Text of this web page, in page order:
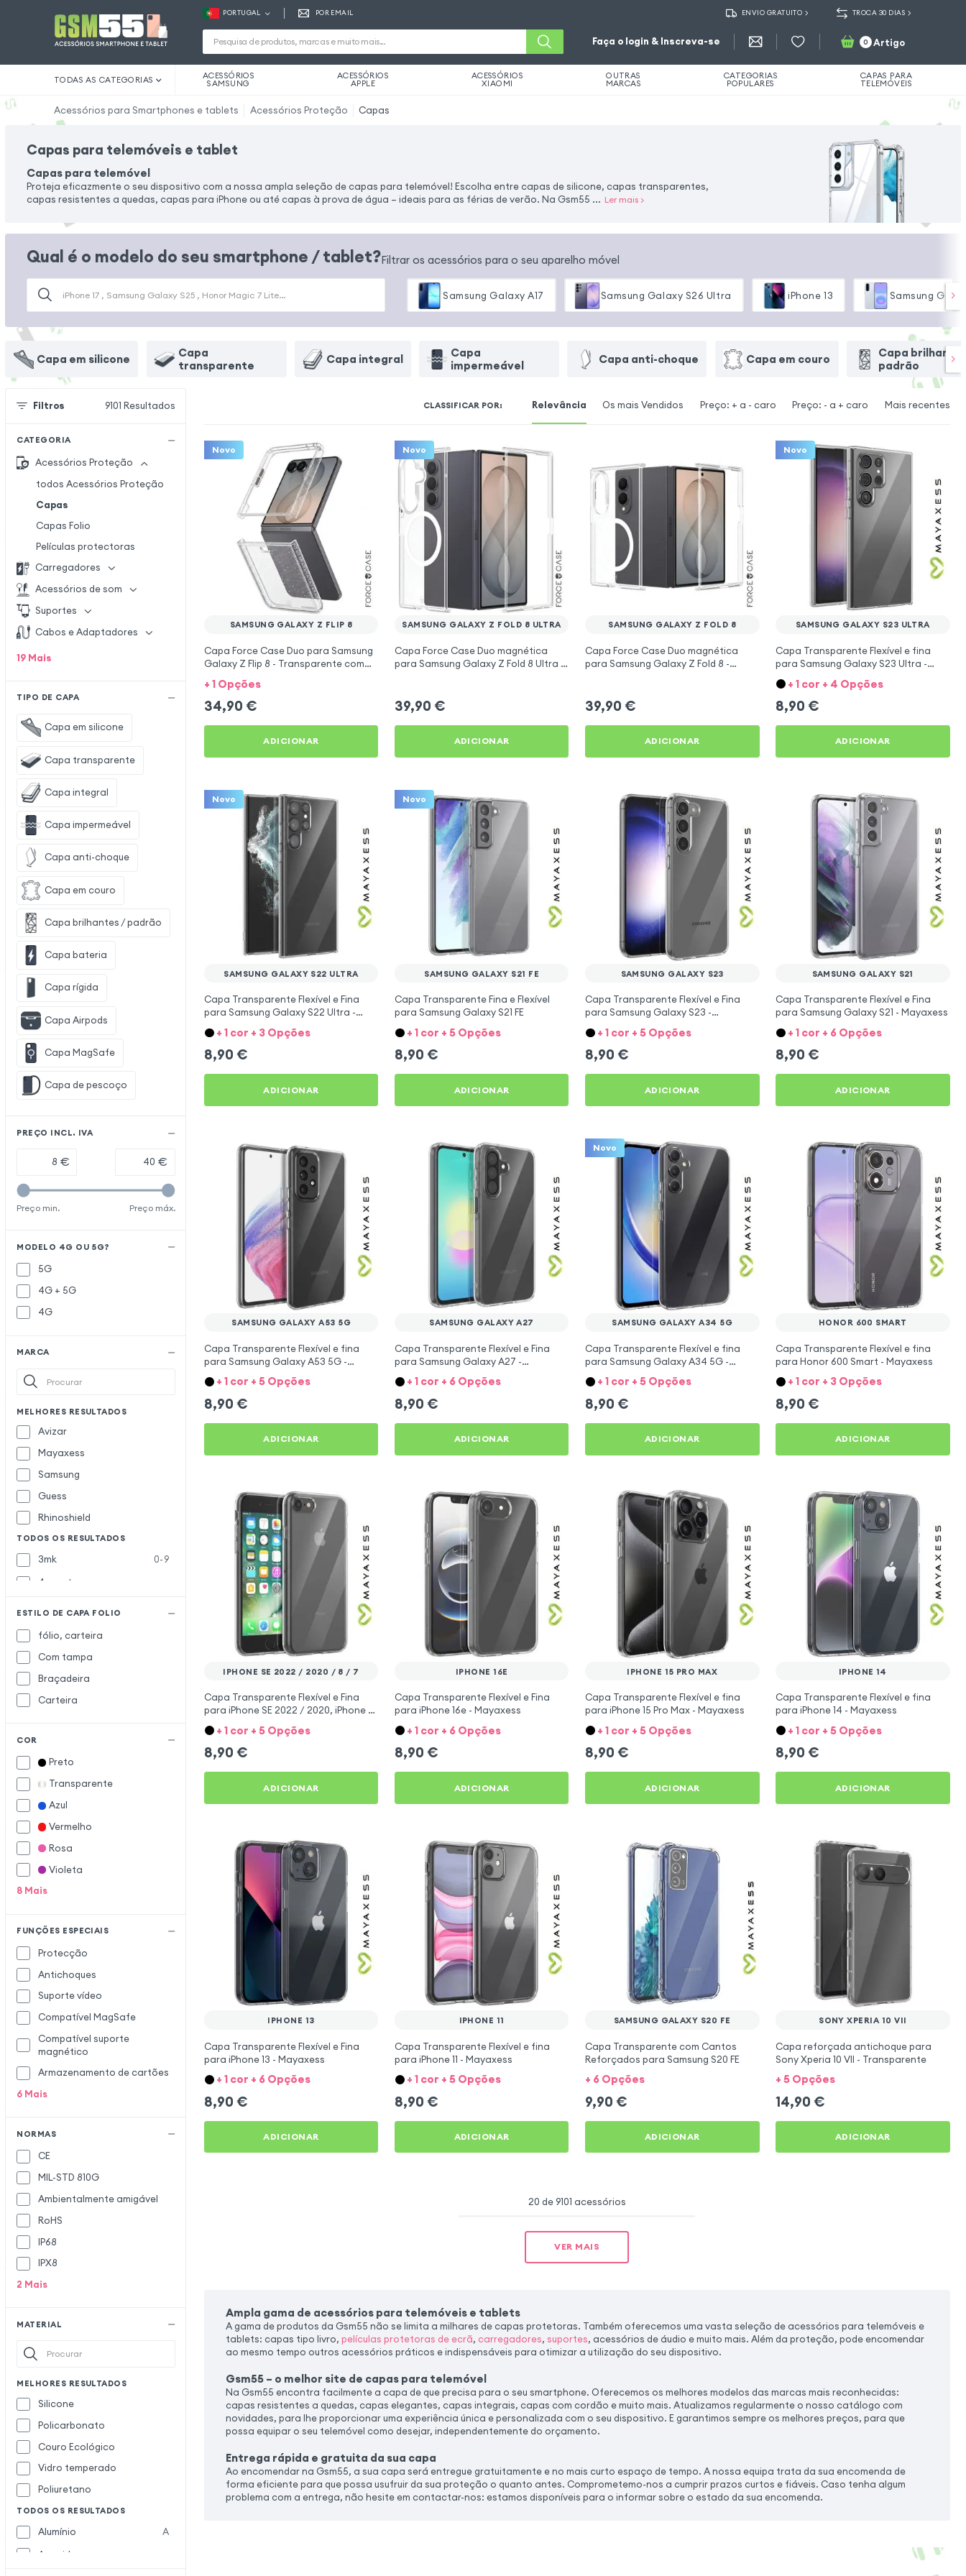
PORTUGAL POR EMAIL ENVIO GRATUITO TROCA 30 DIAS
Faça o login & Inscreva-se 0 Artigo
TODAS AS CATEGORIAS ACESSÓRIOS
SAMSUNG
ACESSÓRIOS
APPLE
ACESSÓRIOS
XIAOMI
OUTRAS
MARCAS
CATEGORIAS
POPULARES
CAPAS PARA
TELEMÓVEIS
Acessórios para Smartphones e tablets Acessórios Proteção Capas
Capas para telemóveis e tablet
Capas para telemóvel
Proteja eficazmente o seu dispositivo com a nossa ampla seleção de capas para telemóvel! Escolha entre capas de silicone, capas transparentes,
capas resistentes a quedas, capas para iPhone ou até capas à prova de água – ideais para as férias de verão. Na Gsm55 ... Ler mais>
Qual é o modelo do seu smartphone / tablet?Filtrar os acessórios para o seu aparelho móvel
Samsung Galaxy A17 Samsung Galaxy S26 Ultra iPhone 13 Samsung
Capa em silicone
Capa
transparente
Capa integral
Capa
impermeável
Capa anti-choque Capa em couro
Capa
padrão
Filtros 9101 Resultados
CATEGORIA
Acessórios Proteção
todos Acessórios Proteção
Capas
Capas Folio
Películas protectoras
Carregadores
Acessórios de som
Suportes
Cabos e Adaptadores
19 Mais
TIPO DE CAPA
Capa em silicone
Capa transparente
Capa integral
Capa impermeável
Capa anti-choque
Capa em couro
Capa brilhantes / padrão
Capa bateria
Capa rígida
Capa Airpods
Capa MagSafe
Capa de pescoço
PREÇO INCL. IVA
€ €
Preço min. Preço máx.
MODELO 4G OU 5G?
5G
4G + 5G
4G
MARCA
MELHORES RESULTADOS
Avizar
Mayaxess
Samsung
Guess
Rhinoshield
TODOS OS RESULTADOS
3mk
0-9
4smarts
Bigben
BMW
Burga
CASE MATE
Clappio
Cygnett
Decoded
Diesel
Doro
Dux Ducis
Enkay
Enviro
Façonnable
Fairphone
Ferrari
Forcell
Google
Huawei
I-Blason
iDeal of Sweden
iMak
Incase
Ipaky
Just Green
Karl Lagerfeld
Love Mei
Made for Xiaomi
Melkco
Mercedes
Mercury
MOFI
Moxie
ESTILO DE CAPA FOLIO
fólio, carteira
Com tampa
Braçadeira
Carteira
COR
Preto
Transparente
Azul
Vermelho
Rosa
Violeta
8 Mais
FUNÇÕES ESPECIAIS
Protecção
Antichoques
Suporte vídeo
Compatível MagSafe
Compatível suporte
magnético
Armazenamento de cartões
6 Mais
NORMAS
CE
MIL-STD 810G
Ambientalmente amigável
RoHS
IP68
IPX8
2 Mais
MATERIAL
MELHORES RESULTADOS
Silicone
Policarbonato
Couro Ecológico
Vidro temperado
Poliuretano
TODOS OS RESULTADOS
Alumínio
A
Aramida
CLASSIFICAR POR: Relevância Os mais Vendidos Preço: + a - caro Preço: - a + caro Mais recentes
Novo
SAMSUNG GALAXY Z FLIP 8
Capa Force Case Duo para Samsung
Galaxy Z Flip 8 - Transparente com
+ 1 Opções
34,90 €
ADICIONAR
Novo
SAMSUNG GALAXY Z FOLD 8 ULTRA
Capa Force Case Duo magnética
para Samsung Galaxy Z Fold 8 Ultra -
39,90 €
ADICIONAR
SAMSUNG GALAXY Z FOLD 8
Capa Force Case Duo magnética
para Samsung Galaxy Z Fold 8 -
39,90 €
ADICIONAR
Novo
SAMSUNG GALAXY S23 ULTRA
Capa Transparente Flexível e fina
para Samsung Galaxy S23 Ultra -
Mayaxess
+ 1 cor + 4 Opções
8,90 €
ADICIONAR
Novo
SAMSUNG GALAXY S22 ULTRA
Capa Transparente Flexível e Fina
para Samsung Galaxy S22 Ultra -
+ 1 cor + 3 Opções
8,90 €
ADICIONAR
Novo
SAMSUNG GALAXY S21 FE
Capa Transparente Fina e Flexível
para Samsung Galaxy S21 FE
+ 1 cor + 5 Opções
8,90 €
ADICIONAR
SAMSUNG GALAXY S23
Capa Transparente Flexível e Fina
para Samsung Galaxy S23 -
+ 1 cor + 5 Opções
8,90 €
ADICIONAR
SAMSUNG GALAXY S21
Capa Transparente Flexível e Fina
para Samsung Galaxy S21 - Mayaxess
+ 1 cor + 6 Opções
8,90 €
ADICIONAR
SAMSUNG GALAXY A53 5G
Capa Transparente Flexível e fina
para Samsung Galaxy A53 5G -
Mayaxess
+ 1 cor + 5 Opções
8,90 €
ADICIONAR
SAMSUNG GALAXY A27
Capa Transparente Flexível e Fina
para Samsung Galaxy A27 -
Mayaxess
+ 1 cor + 6 Opções
8,90 €
ADICIONAR
Novo
SAMSUNG GALAXY A34 5G
Capa Transparente Flexível e fina
para Samsung Galaxy A34 5G -
Mayaxess
+ 1 cor + 5 Opções
8,90 €
ADICIONAR
HONOR 600 SMART
Capa Transparente Flexível e fina
para Honor 600 Smart - Mayaxess
+ 1 cor + 3 Opções
8,90 €
ADICIONAR
IPHONE SE 2022 / 2020 / 8 / 7
Capa Transparente Flexível e Fina
para iPhone SE 2022 / 2020, iPhone 8
/ 7 - Mayaxess
+ 1 cor + 5 Opções
8,90 €
ADICIONAR
IPHONE 16E
Capa Transparente Flexível e Fina
para iPhone 16e - Mayaxess
+ 1 cor + 6 Opções
8,90 €
ADICIONAR
IPHONE 15 PRO MAX
Capa Transparente Flexível e fina
para iPhone 15 Pro Max - Mayaxess
+ 1 cor + 5 Opções
8,90 €
ADICIONAR
IPHONE 14
Capa Transparente Flexível e fina
para iPhone 14 - Mayaxess
+ 1 cor + 5 Opções
8,90 €
ADICIONAR
IPHONE 13
Capa Transparente Flexível e Fina
para iPhone 13 - Mayaxess
+ 1 cor + 6 Opções
8,90 €
ADICIONAR
IPHONE 11
Capa Transparente Flexível e fina
para iPhone 11 - Mayaxess
+ 1 cor + 5 Opções
8,90 €
ADICIONAR
SAMSUNG GALAXY S20 FE
Capa Transparente com Cantos
Reforçados para Samsung S20 FE
+ 6 Opções
9,90 €
ADICIONAR
SONY XPERIA 10 VII
Capa reforçada antichoque para
Sony Xperia 10 VII - Transparente
+ 5 Opções
14,90 €
ADICIONAR
20 de 9101 acessórios
VER MAIS
Ampla gama de acessórios para telemóveis e tablets
A gama de produtos da Gsm55 não se limita a milhares de capas protetoras. Também oferecemos uma vasta seleção de acessórios para telemóveis e
tablets: capas tipo livro, películas protetoras de ecrã, carregadores, suportes, acessórios de áudio e muito mais. Além da proteção, pode encomendar
ao mesmo tempo outros acessórios práticos e indispensáveis para otimizar a utilização do seu dispositivo.
Gsm55 – o melhor site de capas para telemóvel
Na Gsm55 encontra facilmente a capa de que precisa para o seu smartphone. Oferecemos os melhores modelos das marcas mais reconhecidas:
capas resistentes a quedas, capas elegantes, capas integrais, capas com cordão e muito mais. Atualizamos regularmente o nosso catálogo com
novidades, para lhe proporcionar uma experiência única e personalizada com o seu dispositivo. E garantimos sempre os melhores preços, para que
possa equipar o seu telemóvel como desejar, independentemente do orçamento.
Entrega rápida e gratuita da sua capa
Ao encomendar na Gsm55, a sua capa será entregue gratuitamente e no mais curto espaço de tempo. A nossa equipa trata da sua encomenda de
forma eficiente para que possa usufruir da sua proteção o quanto antes. Comprometemo-nos a cumprir prazos curtos e fiáveis. Caso tenha algum
problema com a entrega, não hesite em contactar-nos: estamos disponíveis para o informar sobre o estado da sua encomenda.